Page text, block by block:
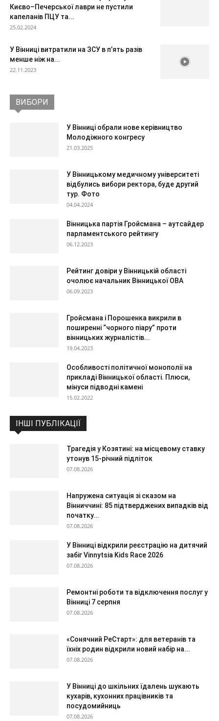
Києво–Печерської лаври не пустили
капеланів ПЦУ та...
25.02.2024
У Вінниці витратили на ЗСУ в п’ять разів
менше ніж на...
22.11.2023
ВИБОРИ
У Вінниці обрали нове керівництво
Молодіжного конгресу
21.03.2025
У Вінницькому медичному університеті
відбулись вибори ректора, буде другий
тур. Фото
04.04.2024
Вінницька партія Гройсмана – аутсайдер
парламентського рейтингу
06.12.2023
Рейтинг довіри у Вінницькій області
очолює начальник Вінницької ОВА
06.09.2023
Гройсмана і Порошенка викрили в
поширенні “чорного піару” проти
вінницьких журналістів...
19.04.2023
Особливості політичної монополії на
прикладі Вінницької області. Плюси,
мінуси підводні камені
15.02.2022
ІНШІ ПУБЛІКАЦІЇ
Трагедія у Козятині: на місцевому ставку
утонув 15-річний підліток
07.08.2026
Напружена ситуація зі сказом на
Вінниччині: 85 підтверджених випадків від
початку...
07.08.2026
У Вінниці відкрили реєстрацію на дитячий
забіг Vinnytsia Kids Race 2026
07.08.2026
Ремонтні роботи та відключення послуг у
Вінниці 7 серпня
07.08.2026
«Сонячний РеСтарт»: для ветеранів та
їхніх родин відкрили новий набір на...
07.08.2026
У Вінниці до шкільних їдалень шукають
кухарів, кухонних працівників та
посудомийниць
07.08.2026